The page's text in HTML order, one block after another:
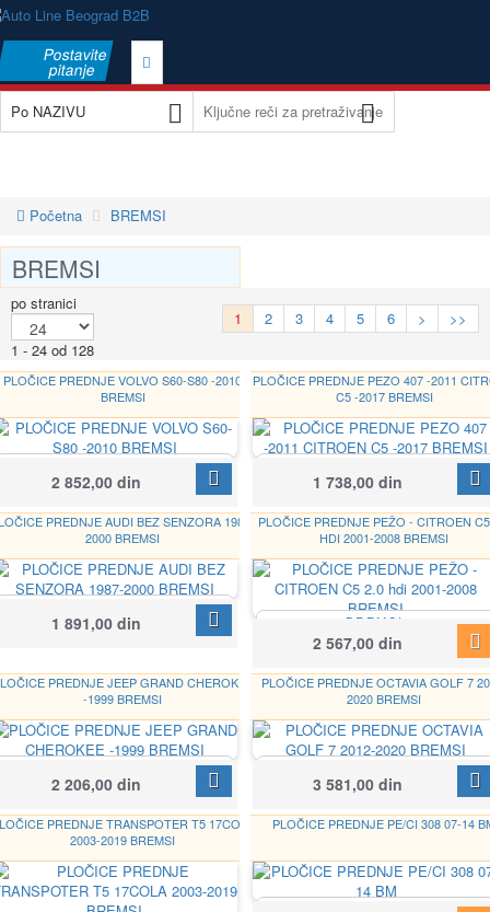
Postavite
pitanje
Početna BREMSI
BREMSI
po stranici
1 - 24 od 128
1 2 3 4 5 6 > >>
PLOČICE PREDNJE VOLVO S60-S80 -2010
BREMSI
BP2842
2 852,00 din
PLOČICE PREDNJE PEZO 407 -2011
C5 -2017 BREMSI
BP3183
1 738,00 din
PREDNJE AUDI BEZ SENZORA 1987-
2000 BREMSI
BP2642
Google
1 891,00 din
PLOČICE PREDNJE PEŽO - CITROEN
HDI 2001-2008 BREMSI
BREMSI
BP2939
2 567,00 din
PREDNJE JEEP GRAND CHEROKEE
-1999 BREMSI
BP2777
2 206,00 din
PLOČICE PREDNJE OCTAVIA GOLF 7
2020 BREMSI
BP3782
3 581,00 din
PREDNJE TRANSPOTER T5 17COLA
2003-2019 BREMSI
PLOČICE PREDNJE PE/CI 308 07-14